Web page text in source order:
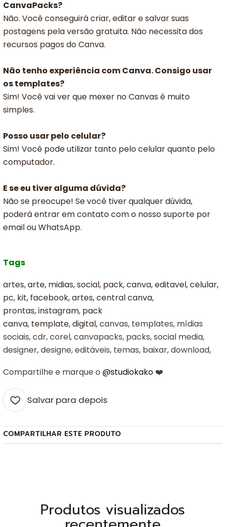
CanvaPacks?
Não. Você conseguirá criar, editar e salvar suas
postagens pela versão gratuita. Não necessita dos
recursos pagos do Canva.
Não tenho experiência com Canva. Consigo usar
os templates?
Sim! Você vai ver que mexer no Canvas é muito
simples.
Posso usar pelo celular?
Sim! Você pode utilizar tanto pelo celular quanto pelo
computador.
E se eu tiver alguma dúvida?
Não se preocupe! Se você tiver qualquer dúvida,
poderá entrar em contato com o nosso suporte por
email ou WhatsApp.
Tags
artes, arte, midias, social, pack, canva, editavel, celular,
pc, kit, facebook, artes, central canva,
prontas, instagram, pack
canva, template, digital,canvas, templates, mídias
sociais, cdr, corel, canvapacks, packs, social media,
designer, designe, editáveis, temas, baixar, download,
Compartilhe e marque o @studiokako ❤️
Salvar para depois
COMPARTILHAR ESTE PRODUTO
Produtos visualizados